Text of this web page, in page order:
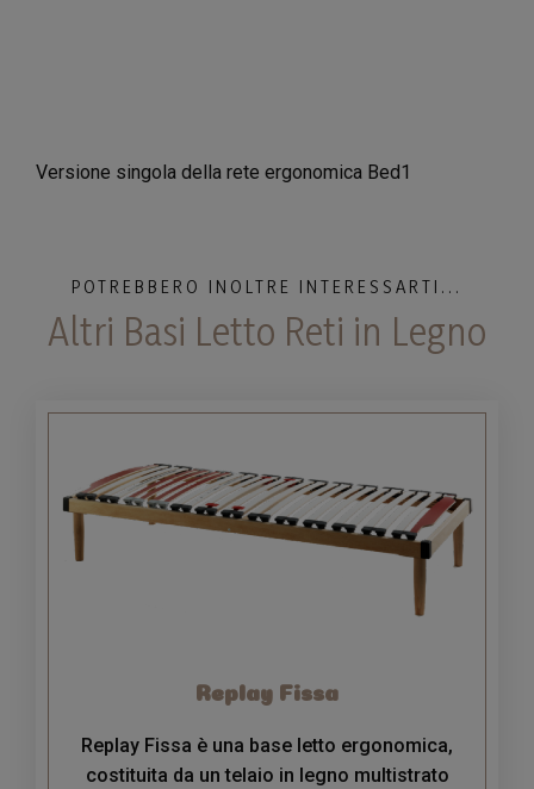
Versione singola della rete ergonomica Bed1
POTREBBERO INOLTRE INTERESSARTI...
Altri Basi Letto Reti in Legno
Replay Fissa
Replay Fissa è una base letto ergonomica,
costituita da un telaio in legno multistrato